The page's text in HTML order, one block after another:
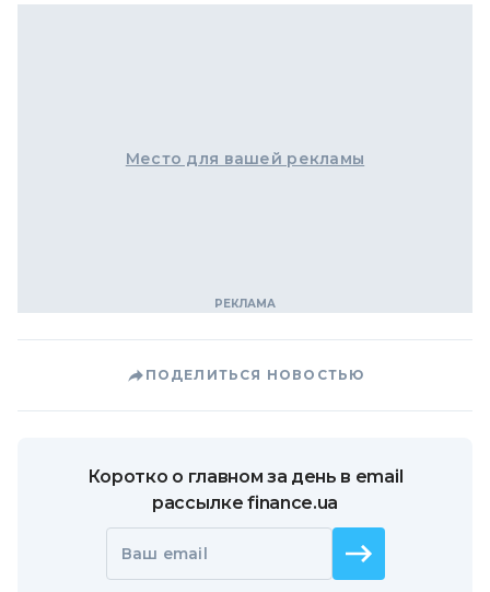
Место для вашей рекламы
ПОДЕЛИТЬСЯ НОВОСТЬЮ
Коротко о главном за день в email
рассылке finance.ua
Ваш email